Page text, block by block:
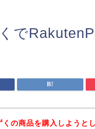
で
くの商品を購入しようと